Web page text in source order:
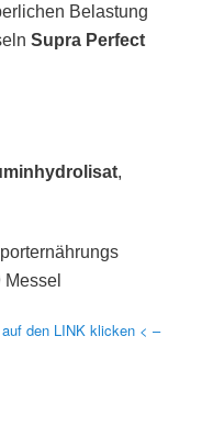
Belastung
Supra Perfect
,
den LINK klicken < –